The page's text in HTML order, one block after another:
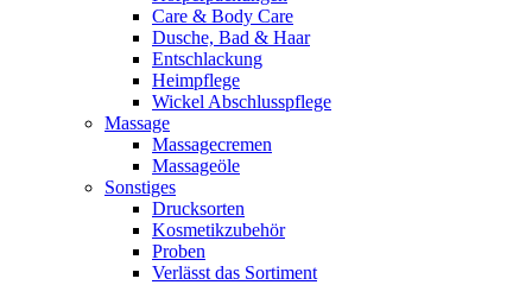
Care & Body Care
Dusche, Bad & Haar
Entschlackung
Heimpflege
Wickel Abschlusspflege
Massage
Massagecremen
Massageöle
Sonstiges
Drucksorten
Kosmetikzubehör
Proben
Verlässt das Sortiment